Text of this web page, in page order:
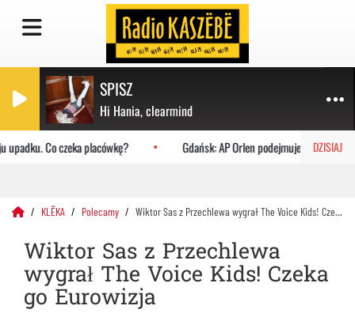
SPISZ
Hi Hania, clearmind
DZISIAJ
Co czeka placówkę? Gdańsk: AP Orlen podejmuje Uniwersytet
KLËKA Polecamy Wiktor Sas z Przechlewa wygrał The Voice Kids! Czeka go Eurowizja
Wiktor Sas z Przechlewa
wygrał The Voice Kids! Czeka
go Eurowizja